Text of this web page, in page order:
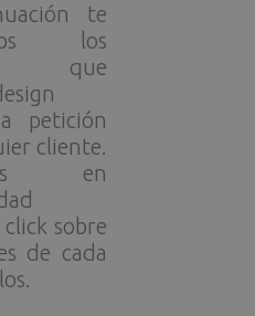
te
los
que
petición
cliente.
en
sobre
de cada